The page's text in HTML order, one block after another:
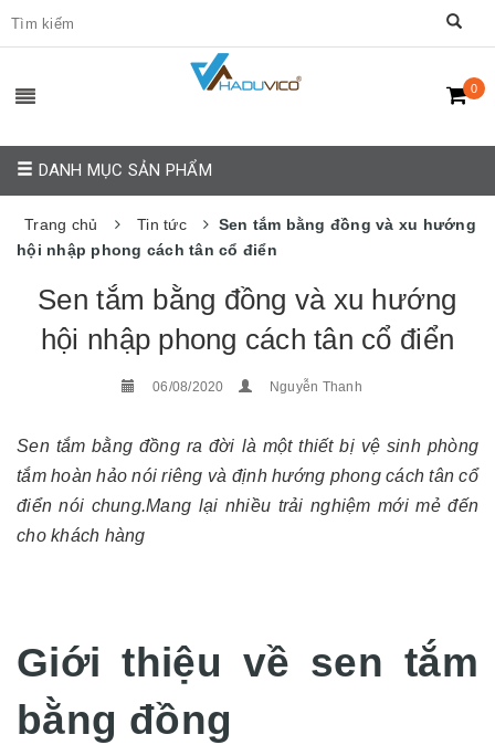
0
DANH MỤC SẢN PHẨM
Trang chủ Tin tức
Sen tắm bằng đồng và xu hướng
hội nhập phong cách tân cổ điển
Sen tắm bằng đồng và xu hướng
hội nhập phong cách tân cổ điển
06/08/2020 Nguyễn Thanh
Sen tắm bằng đồng ra đời là một thiết bị vệ sinh phòng
tắm hoàn hảo nói riêng và định hướng phong cách tân cổ
điển nói chung.Mang lại nhiều trải nghiệm mới mẻ đến
cho khách hàng
Giới thiệu về sen tắm
bằng đồng